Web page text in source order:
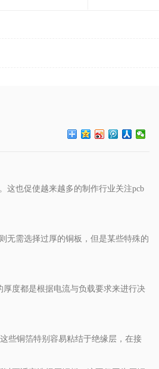
这也促使越来越多的制作行业关注pcb
无需选择过厚的铜板，但是某些特殊的
度都是根据电流与负载要求来进行决
些铜箔特别容易粘结于绝缘层，在接